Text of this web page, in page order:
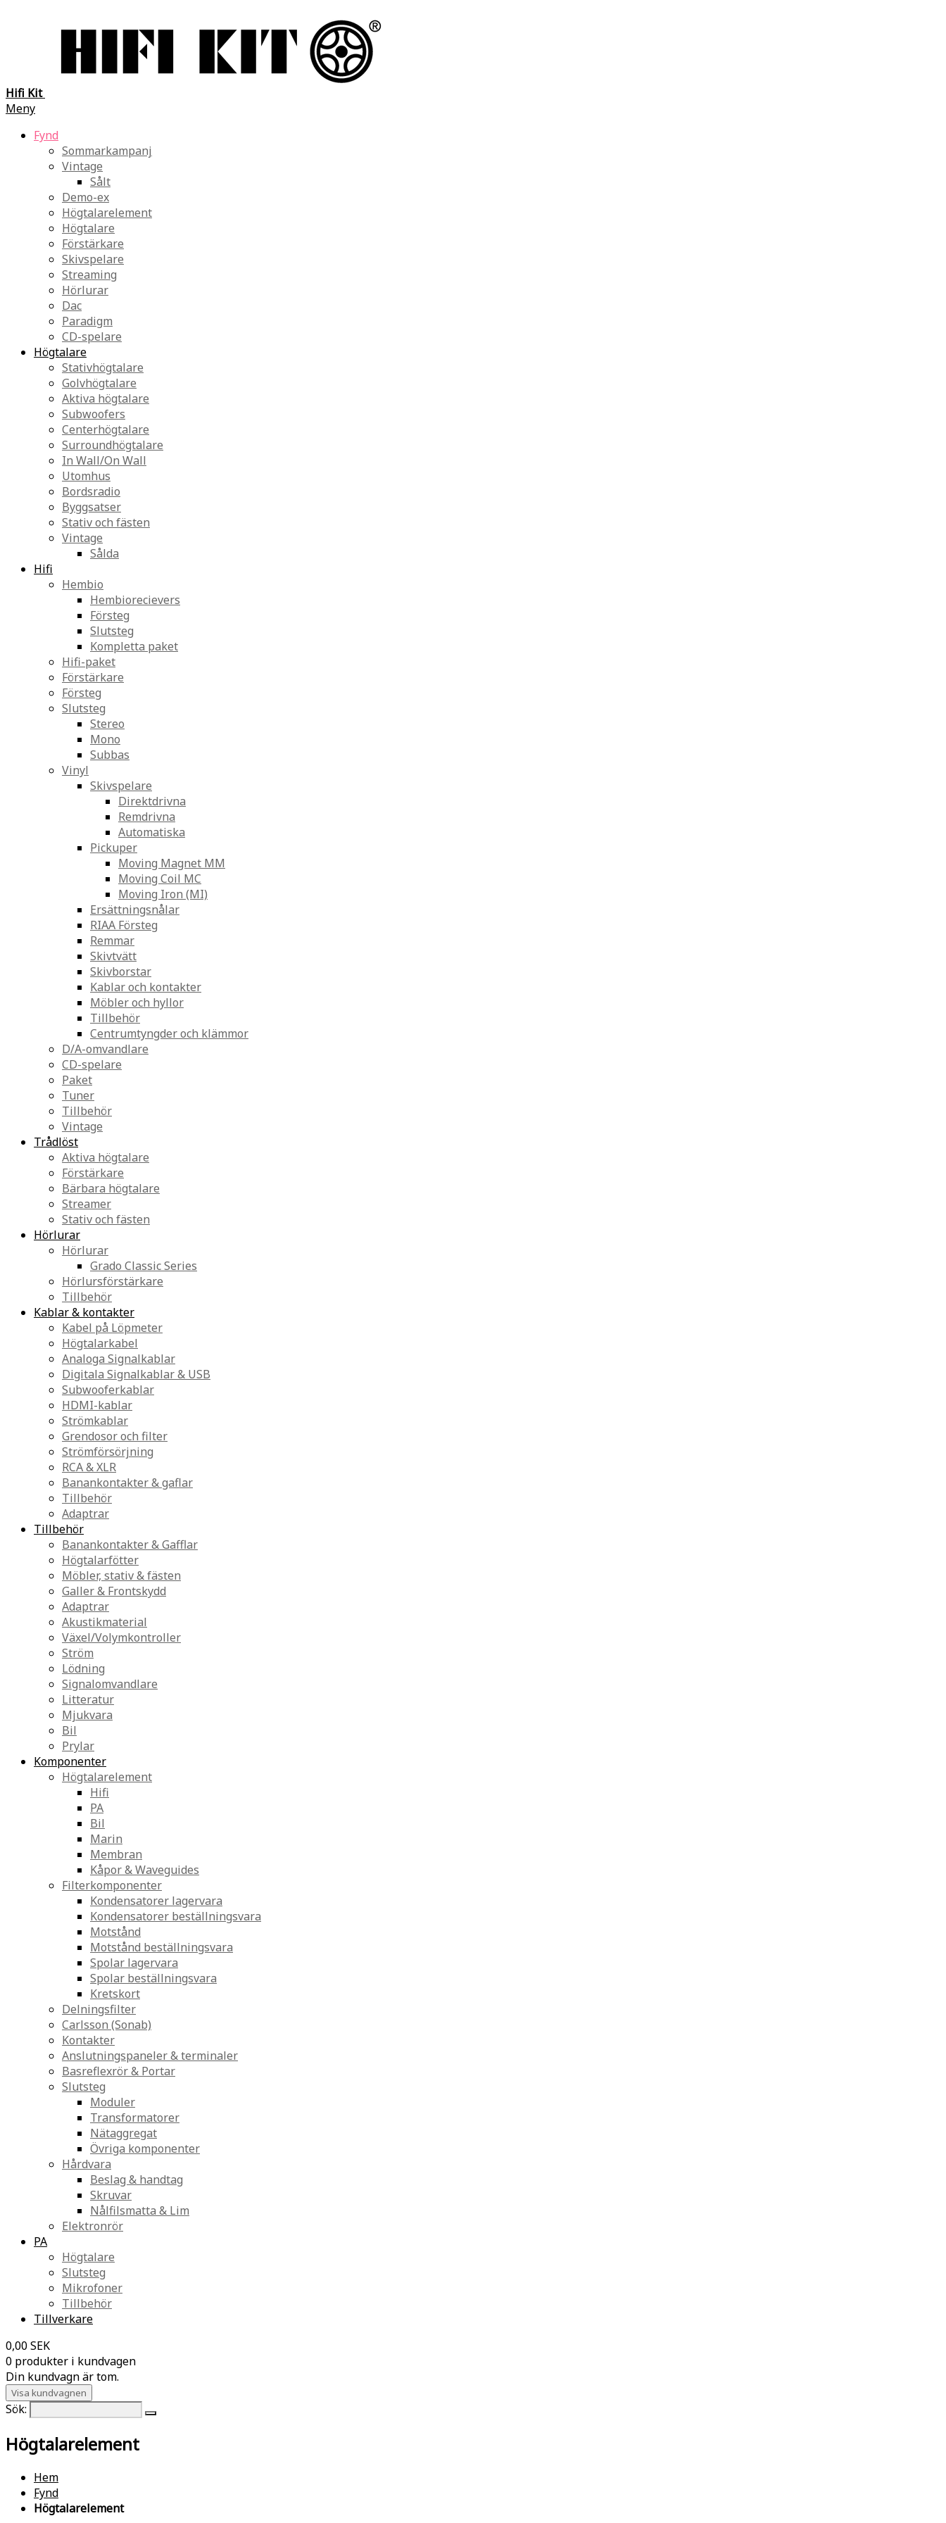
Hifi Kit
Meny
Fynd
Sommarkampanj
Vintage
Sålt
Demo-ex
Högtalarelement
Högtalare
Förstärkare
Skivspelare
Streaming
Hörlurar
Dac
Paradigm
CD-spelare
Högtalare
Stativhögtalare
Golvhögtalare
Aktiva högtalare
Subwoofers
Centerhögtalare
Surroundhögtalare
In Wall/On Wall
Utomhus
Bordsradio
Byggsatser
Stativ och fästen
Vintage
Sålda
Hifi
Hembio
Hembiorecievers
Försteg
Slutsteg
Kompletta paket
Hifi-paket
Förstärkare
Försteg
Slutsteg
Stereo
Mono
Subbas
Vinyl
Skivspelare
Direktdrivna
Remdrivna
Automatiska
Pickuper
Moving Magnet MM
Moving Coil MC
Moving Iron (MI)
Ersättningsnålar
RIAA Försteg
Remmar
Skivtvätt
Skivborstar
Kablar och kontakter
Möbler och hyllor
Tillbehör
Centrumtyngder och klämmor
D/A-omvandlare
CD-spelare
Paket
Tuner
Tillbehör
Vintage
Trådlöst
Aktiva högtalare
Förstärkare
Bärbara högtalare
Streamer
Stativ och fästen
Hörlurar
Hörlurar
Grado Classic Series
Hörlursförstärkare
Tillbehör
Kablar & kontakter
Kabel på Löpmeter
Högtalarkabel
Analoga Signalkablar
Digitala Signalkablar & USB
Subwooferkablar
HDMI-kablar
Strömkablar
Grendosor och filter
Strömförsörjning
RCA & XLR
Banankontakter & gaflar
Tillbehör
Adaptrar
Tillbehör
Banankontakter & Gafflar
Högtalarfötter
Möbler, stativ & fästen
Galler & Frontskydd
Adaptrar
Akustikmaterial
Växel/Volymkontroller
Ström
Lödning
Signalomvandlare
Litteratur
Mjukvara
Bil
Prylar
Komponenter
Högtalarelement
Hifi
PA
Bil
Marin
Membran
Kåpor & Waveguides
Filterkomponenter
Kondensatorer lagervara
Kondensatorer beställningsvara
Motstånd
Motstånd beställningsvara
Spolar lagervara
Spolar beställningsvara
Kretskort
Delningsfilter
Carlsson (Sonab)
Kontakter
Anslutningspaneler & terminaler
Basreflexrör & Portar
Slutsteg
Moduler
Transformatorer
Nätaggregat
Övriga komponenter
Hårdvara
Beslag & handtag
Skruvar
Nålfilsmatta & Lim
Elektronrör
PA
Högtalare
Slutsteg
Mikrofoner
Tillbehör
Tillverkare
0,00 SEK
0 produkter i kundvagen
Din kundvagn är tom.
Visa kundvagnen
Sök:
Högtalarelement
Hem
Fynd
Högtalarelement